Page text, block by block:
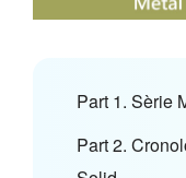
Part 1. Sèrie
Part 2.